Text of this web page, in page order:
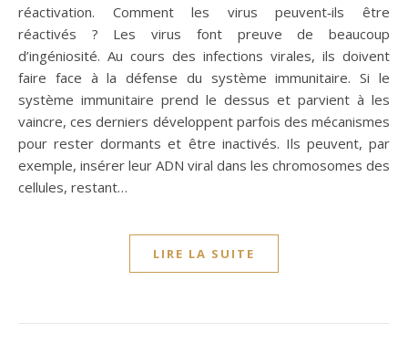
réactivation. Comment les virus peuvent‑ils être
réactivés ? Les virus font preuve de beaucoup
d’ingéniosité. Au cours des infections virales, ils doivent
faire face à la défense du système immunitaire. Si le
système immunitaire prend le dessus et parvient à les
vaincre, ces derniers développent parfois des mécanismes
pour rester dormants et être inactivés. Ils peuvent, par
exemple, insérer leur ADN viral dans les chromosomes des
cellules, restant…
LIRE LA SUITE